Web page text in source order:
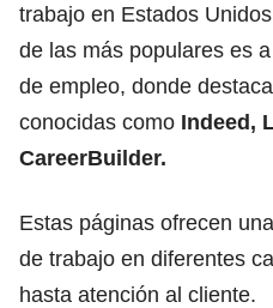
trabajo en Estados Unidos
de las más populares es
de empleo, donde
conocidas como Indeed,
CareerBuilder.
Estas páginas ofrecen
de trabajo en diferentes
hasta atención al cliente.